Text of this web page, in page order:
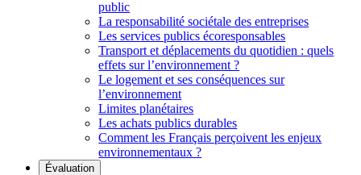
public
La responsabilité sociétale des entreprises
Les services publics écoresponsables
Transport et déplacements du quotidien : quels
effets sur l’environnement ?
Le logement et ses conséquences sur
l’environnement
Limites planétaires
Les achats publics durables
Comment les Français perçoivent les enjeux
environnementaux ?
Évaluation